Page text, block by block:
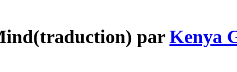
parKenya